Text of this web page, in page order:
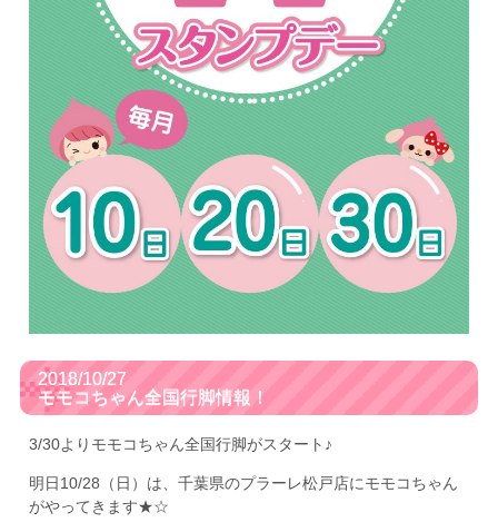
2018/10/27
モモコちゃん全国行脚情報！
3/30よりモモコちゃん全国行脚がスタート♪
明日10/28（日）は、千葉県のプラーレ松戸店にモモコちゃん
がやってきます★☆